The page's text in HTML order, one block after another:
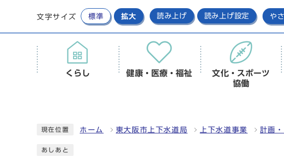
文字サイズ 標準 拡大 読み上げ 読み上げ設定 や
くらし 健康・医療・福祉
文化・スポーツ
協働
現在位置 ホーム 東大阪市上下水道局 上下水道事業 計画
あしあと